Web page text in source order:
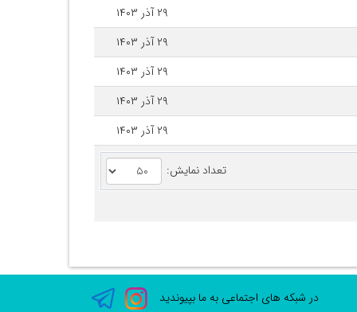
۲۹ آذر ۱۴۰۳
۲۹ آذر ۱۴۰۳
۲۹ آذر ۱۴۰۳
۲۹ آذر ۱۴۰۳
۲۹ آذر ۱۴۰۳
تعداد نمایش:
در شبکه های اجتماعی به ما بپیوندید